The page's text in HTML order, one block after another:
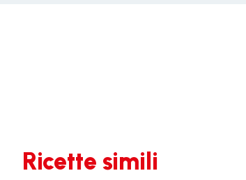
Ricette simili